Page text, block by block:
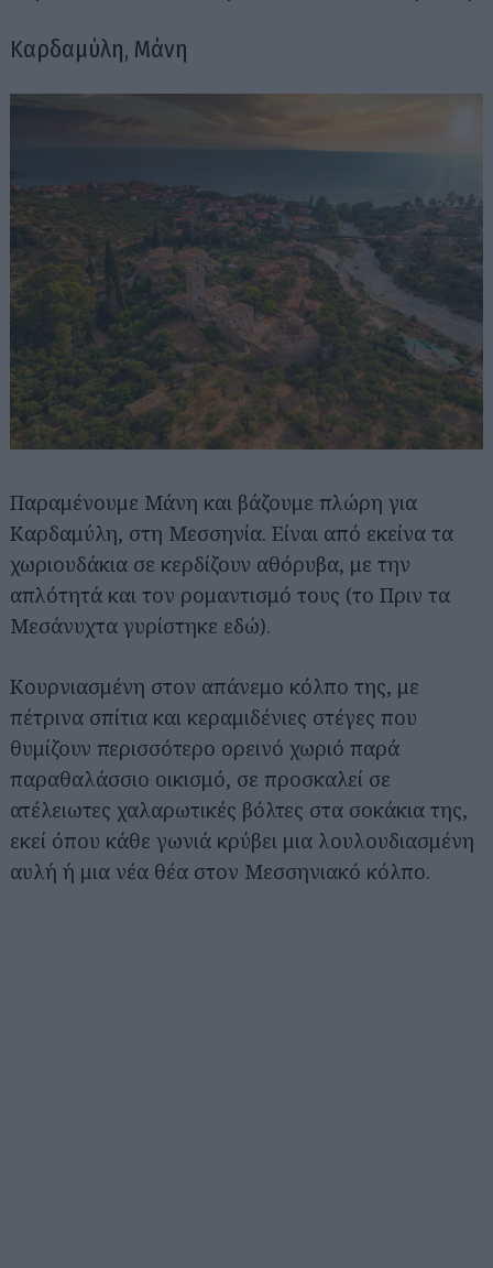
Καρδαμύλη, Μάνη
Παραμένουμε Μάνη και βάζουμε πλώρη για
Καρδαμύλη, στη Μεσσηνία. Είναι από εκείνα τα
χωριουδάκια σε κερδίζουν αθόρυβα, με την
απλότητά και τον ρομαντισμό τους (το Πριν τα
Μεσάνυχτα γυρίστηκε εδώ).
Κουρνιασμένη στον απάνεμο κόλπο της, με
πέτρινα σπίτια και κεραμιδένιες στέγες που
θυμίζουν περισσότερο ορεινό χωριό παρά
παραθαλάσσιο οικισμό, σε προσκαλεί σε
ατέλειωτες χαλαρωτικές βόλτες στα σοκάκια της,
εκεί όπου κάθε γωνιά κρύβει μια λουλουδιασμένη
αυλή ή μια νέα θέα στον Μεσσηνιακό κόλπο.